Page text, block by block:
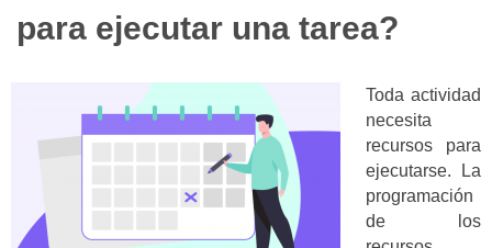
para ejecutar una tarea?
Toda actividad
necesita
recursos para
ejecutarse. La
programación
de los